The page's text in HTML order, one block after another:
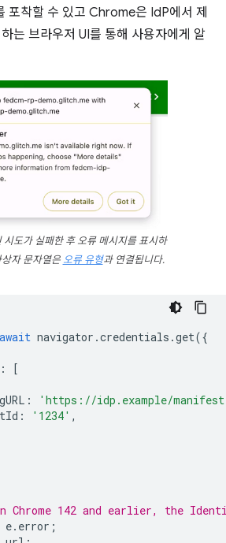
포착할 수 있고 Chrome은 IdP에서 제
는 브라우저 UI를 통해 사용자에게 알
시도가 실패한 후 오류 메시지를 표시하
자 문자열은 오류 유형과 연결됩니다.
await navigator .credentials .get({
:
[
:
'https://idp.example/
: '1234' ,
142 and earlier, the
e. error ;